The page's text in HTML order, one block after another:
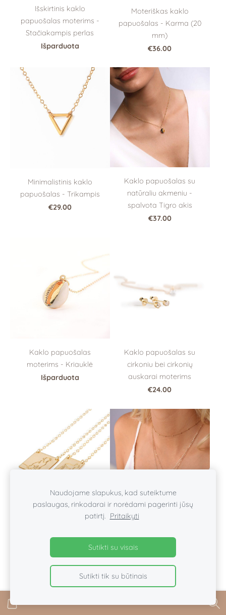
Išskirtinis kaklo
papuošalas moterims -
Stačiakampis perlas
Išparduota
Moteriškas kaklo
papuošalas - Karma (20
mm)
€36.00
Minimalistinis kaklo
papuošalas - Trikampis
€29.00
Kaklo papuošalas su
natūraliu akmeniu -
spalvota Tigro akis
€37.00
Kaklo papuošalas
moterims - Kriauklė
Išparduota
Kaklo papuošalas su
cirkoniu bei cirkonių
auskarai moterims
€24.00
Minimalistinis rankų
€35.00
Kaklo papuošalas -
Naudojame slapukus, kad suteiktume
paslaugas, rinkodarai ir norėdami pagerinti jūsų
patirtį. Pritaikyti
Sutikti su visais
Sutikti tik su būtinais